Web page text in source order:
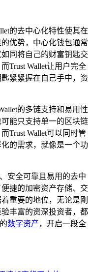
的去中心化特性使其在
优势，中心化钱包通常
同将自己的财富钥匙交
Trust Wallet让用户完全
紧紧握在自己手中，资
的多链支持和易用性
能只支持单一的区块链
Trust Wallet可以同时管
的需求，就像是一个功
安全可靠且易用的去中
捷的加密资产存储、交
重要的地位，无论是刚
丰富的资深投资者，都
数字资产，开启一段全